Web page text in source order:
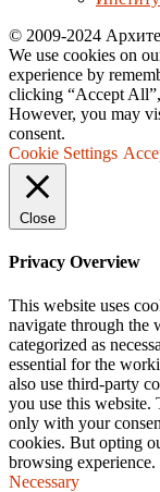
© 2009-2024
We use cookies on
experience by
clicking “Accept
However, you may
consent.
Cookie Settings
Close
Privacy Overview
This website uses
navigate through the
categorized as
essential for the
also use third-party
you use this website.
only with your
cookies. But opting
browsing experience.
Necessary